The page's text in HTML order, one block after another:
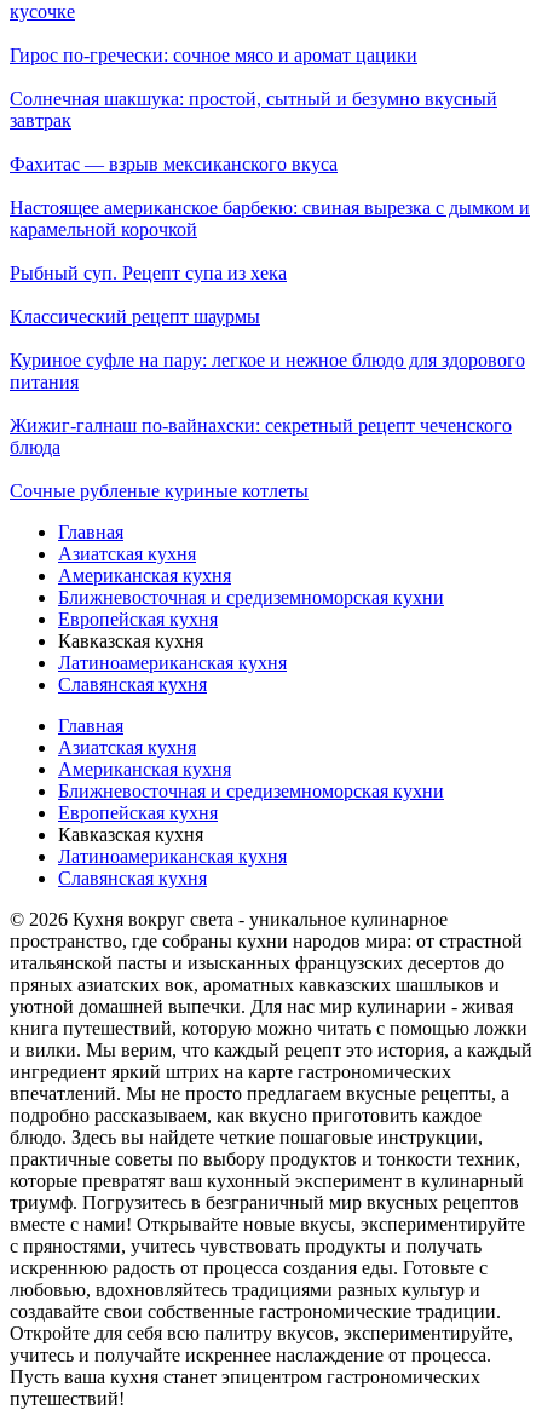
кусочке
Гирос по-гречески: сочное мясо и аромат цацики
Солнечная шакшука: простой, сытный и безумно вкусный
завтрак
Фахитас — взрыв мексиканского вкуса
Настоящее американское барбекю: свиная вырезка с дымком и
карамельной корочкой
Рыбный суп. Рецепт супа из хека
Классический рецепт шаурмы
Куриное суфле на пару: легкое и нежное блюдо для здорового
питания
Жижиг-галнаш по-вайнахски: секретный рецепт чеченского
блюда
Сочные рубленые куриные котлеты
Главная
Азиатская кухня
Американская кухня
Ближневосточная и средиземноморская кухни
Европейская кухня
Кавказская кухня
Латиноамериканская кухня
Славянская кухня
Главная
Азиатская кухня
Американская кухня
Ближневосточная и средиземноморская кухни
Европейская кухня
Кавказская кухня
Латиноамериканская кухня
Славянская кухня
© 2026 Кухня вокруг света - уникальное кулинарное
пространство, где собраны кухни народов мира: от страстной
итальянской пасты и изысканных французских десертов до
пряных азиатских вок, ароматных кавказских шашлыков и
уютной домашней выпечки. Для нас мир кулинарии - живая
книга путешествий, которую можно читать с помощью ложки
и вилки. Мы верим, что каждый рецепт это история, а каждый
ингредиент яркий штрих на карте гастрономических
впечатлений. Мы не просто предлагаем вкусные рецепты, а
подробно рассказываем, как вкусно приготовить каждое
блюдо. Здесь вы найдете четкие пошаговые инструкции,
практичные советы по выбору продуктов и тонкости техник,
которые превратят ваш кухонный эксперимент в кулинарный
триумф. Погрузитесь в безграничный мир вкусных рецептов
вместе с нами! Открывайте новые вкусы, экспериментируйте
с пряностями, учитесь чувствовать продукты и получать
искреннюю радость от процесса создания еды. Готовьте с
любовью, вдохновляйтесь традициями разных культур и
создавайте свои собственные гастрономические традиции.
Откройте для себя всю палитру вкусов, экспериментируйте,
учитесь и получайте искреннее наслаждение от процесса.
Пусть ваша кухня станет эпицентром гастрономических
путешествий!